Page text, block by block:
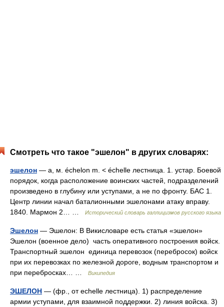
Смотреть что такое "эшелон" в других словарях:
эшелон — а, м. échelon m. < échelle лестница. 1. устар. Боевой
порядок, когда расположение воинских частей, подразделений
произведено в глубину или уступами, а не по фронту. БАС 1.
Центр линии начал баталионными эшелонами атаку вправу.
1840. Мармон 2… …
Исторический словарь галлицизмов русского языка
Эшелон — Эшелон: В Викисловаре есть статья «эшелон»
Эшелон (военное дело) часть оперативного построения войск.
Транспортный эшелон единица перевозок (перебросок) войск
при их перевозках по железной дороге, водным транспортом и
при перебросках… …
Википедия
ЭШЕЛОН — (фр., от echelle лестница). 1) распределение
армии уступами, для взаимной поддержки. 2) линия войска. 3)